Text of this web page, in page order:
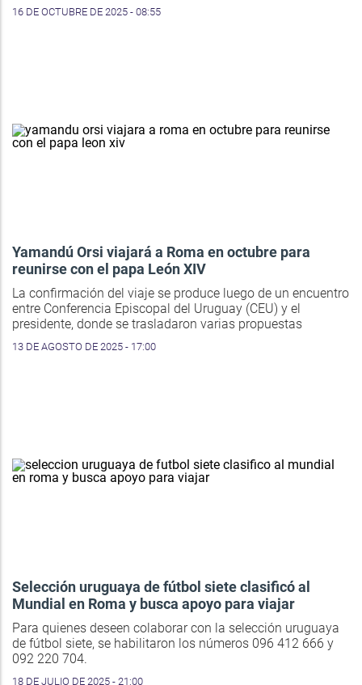
16 DE OCTUBRE DE 2025 - 08:55
Yamandú Orsi viajará a Roma en octubre para
reunirse con el papa León XIV
La confirmación del viaje se produce luego de un encuentro
entre Conferencia Episcopal del Uruguay (CEU) y el
presidente, donde se trasladaron varias propuestas
13 DE AGOSTO DE 2025 - 17:00
Selección uruguaya de fútbol siete clasificó al
Mundial en Roma y busca apoyo para viajar
Para quienes deseen colaborar con la selección uruguaya
de fútbol siete, se habilitaron los números 096 412 666 y
092 220 704.
18 DE JULIO DE 2025 - 21:00